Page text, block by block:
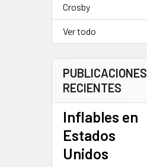
Crosby
Ver todo
PUBLICACIONES
RECIENTES
Inflables en
Estados
Unidos